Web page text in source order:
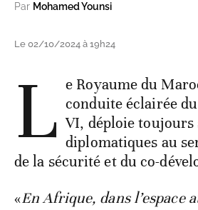
Par Mohamed Younsi
Le 02/10/2024 à 19h24
L e Royaume du
conduite éclairée
VI, déploie toujours
diplomatiques au
de la sécurité et du co-
«En Afrique, dans l’espace